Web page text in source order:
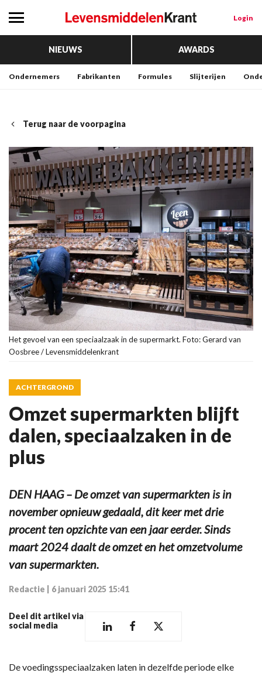
Login
NIEUWS AWARDS
Ondernemers Fabrikanten Formules Slijterijen
Terug naar de voorpagina
Het gevoel van een speciaalzaak in de supermarkt. Foto: Gerard van
Oosbree / Levensmiddelenkrant
ACHTERGROND
Omzet supermarkten blijft
dalen, speciaalzaken in de
plus
DEN HAAG – De omzet van supermarkten is in
november opnieuw gedaald, dit keer met drie
procent ten opzichte van een jaar eerder. Sinds
maart 2024 daalt de omzet en het omzetvolume
van supermarkten.
Redactie 6 januari 2025 15:41
Deel dit artikel via
social media
De voedingsspeciaalzaken laten in dezelfde periode elke